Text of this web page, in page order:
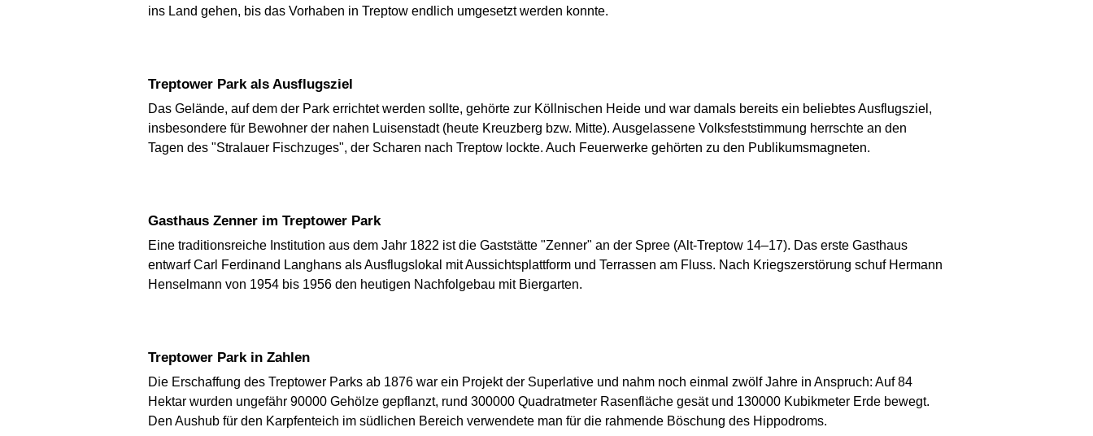
ins Land gehen, bis das Vorhaben in Treptow endlich umgesetzt werden konnte.
Treptower Park als Ausflugsziel
Das Gelände, auf dem der Park errichtet werden sollte, gehörte zur Köllnischen Heide und war damals bereits ein beliebtes Ausflugsziel,
insbesondere für Bewohner der nahen Luisenstadt (heute Kreuzberg bzw. Mitte). Ausgelassene Volksfeststimmung herrschte an den
Tagen des "Stralauer Fischzuges", der Scharen nach Treptow lockte. Auch Feuerwerke gehörten zu den Publikumsmagneten.
Gasthaus Zenner im Treptower Park
Eine traditionsreiche Institution aus dem Jahr 1822 ist die Gaststätte "Zenner" an der Spree (Alt-Treptow 14–17). Das erste Gasthaus
entwarf Carl Ferdinand Langhans als Ausflugslokal mit Aussichtsplattform und Terrassen am Fluss. Nach Kriegszerstörung schuf Hermann
Henselmann von 1954 bis 1956 den heutigen Nachfolgebau mit Biergarten.
Treptower Park in Zahlen
Die Erschaffung des Treptower Parks ab 1876 war ein Projekt der Superlative und nahm noch einmal zwölf Jahre in Anspruch: Auf 84
Hektar wurden ungefähr 90000 Gehölze gepflanzt, rund 300000 Quadratmeter Rasenfläche gesät und 130000 Kubikmeter Erde bewegt.
Den Aushub für den Karpfenteich im südlichen Bereich verwendete man für die rahmende Böschung des Hippodroms.